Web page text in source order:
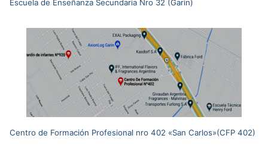
Escuela de Enseñanza Secundaria Nro 32 (Garin)
Centro de Formación Profesional nro 402 «San Carlos»(CFP 402)